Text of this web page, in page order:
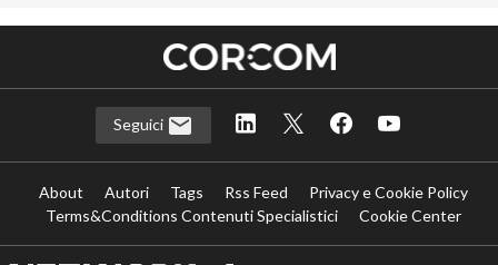
Seguici
About Autori Tags Rss Feed
Privacy e Cookie Policy
Terms&Conditions Contenuti Specialistici
Cookie Center